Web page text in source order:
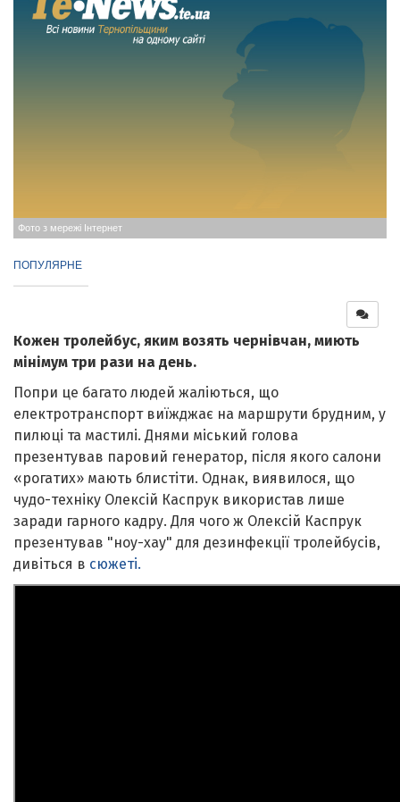
Фото з мережі Інтернет
ПОПУЛЯРНЕ
Кожен тролейбус, яким возять чернівчан, миють
мінімум три рази на день.
Попри це багато людей жаліються, що
електротранспорт виїжджає на маршрути брудним, у
пилюці та мастилі. Днями міський голова
презентував паровий генератор, після якого салони
«рогатих» мають блистіти. Однак, виявилося, що
чудо-техніку Олексій Каспрук використав лише
заради гарного кадру. Для чого ж Олексій Каспрук
презентував "ноу-хау" для дезинфекції тролейбусів,
дивіться в сюжеті.